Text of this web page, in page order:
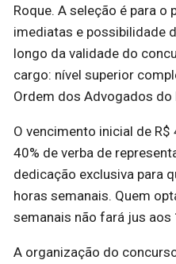
Roque. A seleção é para o
imediatas e possibilidade
longo da validade do
cargo: nível superior
Ordem dos Advogados do
O vencimento inicial de
40% de verba de
dedicação exclusiva para
horas semanais. Quem
semanais não fará jus aos
A organização do